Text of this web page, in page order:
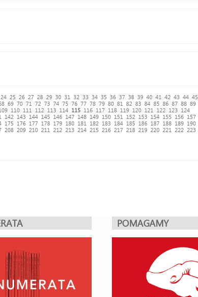
24 25 26 27 28 29 30 31 32 33 34 35 36 37 38 39 40 41 42 43 44 45
69 70 71 72 73 74 75 76 77 78 79 80 81 82 83 84 85 86 87 88 89
110 111 112 113 114 115 116 117 118 119 120 121 122 123
124
142 143 144 145 146 147 148 149 150 151 152 153 154 155 156 157
175 176 177 178 179 180 181 182 183 184 185 186 187 188 189 190
208 209 210 211 212 213 214 215 216 217 218 219 220 221 222
223
POMAGAMY